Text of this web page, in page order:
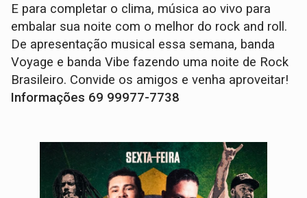
E para completar o clima, música ao vivo para
embalar sua noite com o melhor do rock and roll.
De apresentação musical essa semana, banda
Voyage e banda Vibe fazendo uma noite de Rock
Brasileiro. Convide os amigos e venha aproveitar!
Informações 69 99977-7738